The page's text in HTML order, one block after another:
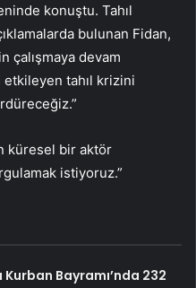
konuştu. Tahıl
bulunan Fidan,
çalışmaya devam
tahıl krizini
küresel bir aktör
istiyoruz.”
Kurban Bayramı’nda 232